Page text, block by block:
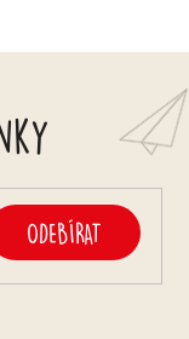
ODEBÍRAT